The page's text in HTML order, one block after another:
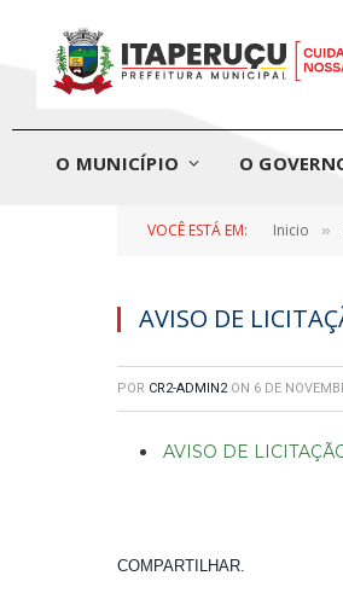
O MUNICÍPIO O
VOCÊ ESTÁ EM: Inicio »
AVISO DE
POR CR2-ADMIN2 ON 6 DE
AVISO DE
COMPARTILHAR.